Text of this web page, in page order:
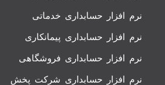
نرم افزار حسابداری خدماتی
نرم افزار حسابداری پیمانکاری
نرم افزار حسابداری فروشگاهی
نرم افزار حسابداری شرکت پخش